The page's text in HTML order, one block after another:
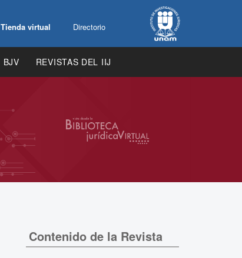
Tienda virtual Directorio
BJV REVISTAS DEL IIJ
Contenido de la Revista